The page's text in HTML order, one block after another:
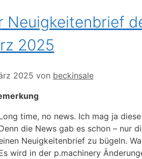
Neuigkeitenbrief
2025
2025 von beckinsale
time, no news. Ich mag ja
die News gab es schon – nur
Neuigkeitenbrief zu bügeln.
wird in der p.machinery